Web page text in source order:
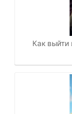
Как выйти